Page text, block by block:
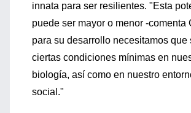
innata para ser resilientes. "Esta
puede ser mayor o menor -comenta
para su desarrollo necesitamos que
ciertas condiciones mínimas en
biología, así como en nuestro
social."